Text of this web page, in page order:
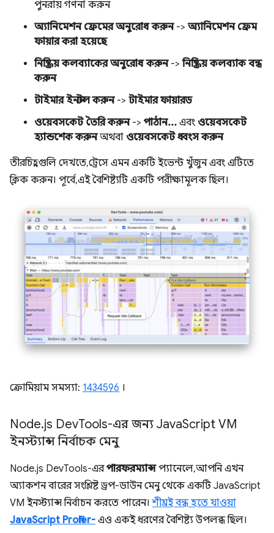
পুনরায় গণনা করুন
অ্যানিমেশন ফ্রেমের অনুরোধ করুন-> অ্যানিমেশন ফ্রেম
ফায়ার করা হয়েছে
নিষ্ক্রিয় কলব্যাকের অনুরোধ করুন->নিষ্ক্রিয় কলব্যাক বন্ধ
করুন
টাইমার ইনস্টল করুন-> টাইমার ফায়ারড
ওয়েবসকেট তৈরি করুন-> পাঠান... এবং ওয়েবসকেট
হ্যান্ডশেক করুনঅথবা ওয়েবসকেট ধ্বংস করুন
তীরচিহ্নগুলি দেখতে, ট্রেসে এমন একটি ইভেন্ট খুঁজুন এবং এটিতে
ক্লিক করুন। পূর্বে, এই বৈশিষ্ট্যটি একটি পরীক্ষামূলক ছিল।
ক্রোমিয়াম সমস্যা: 1434596 ।
Node.js DevTools-এর জন্য JavaScript VM
ইনস্ট্যান্স নির্বাচক মেনু
Node.js DevTools-এরপারফরম্যান্সপ্যানেলে, আপনি এখন
অ্যাকশন বারের সংশ্লিষ্ট ড্রপ-ডাউন মেনু থেকে একটি JavaScript
VM ইনস্ট্যান্স নির্বাচন করতে পারেন।শীঘ্রই বন্ধ হতে যাওয়া
JavaScript Profiler- এও একই ধরণের বৈশিষ্ট্য উপলব্ধ ছিল।